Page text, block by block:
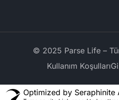
© 2025 Parse Life –
Kullanım Koşulları
Optimized by Seraphinite